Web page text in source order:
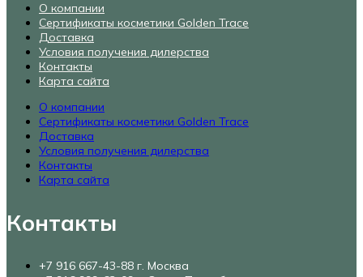
О компании
Сертификаты косметики Golden Trace
Доставка
Условия получения дилерства
Контакты
Карта сайта
О компании
Сертификаты косметики Golden Trace
Доставка
Условия получения дилерства
Контакты
Карта сайта
Контакты
+7 916 667-43-88 г. Москва